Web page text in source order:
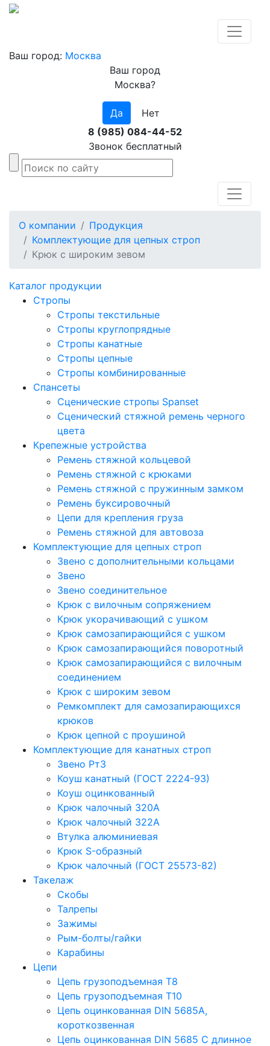
Ваш город: Москва
Ваш город
Москва?
Да
Нет
8 (985) 084-44-52
Звонок бесплатный
О компании
Продукция
Комплектующие для цепных строп
Крюк с широким зевом
Каталог продукции
Стропы
Стропы текстильные
Стропы круглопрядные
Стропы канатные
Стропы цепные
Стропы комбинированные
Спансеты
Сценические стропы Spanset
Сценический стяжной ремень черного
цвета
Крепежные устройства
Ремень стяжной кольцевой
Ремень стяжной с крюками
Ремень стяжной с пружинным замком
Ремень буксировочный
Цепи для крепления груза
Ремень стяжной для автовоза
Комплектующие для цепных строп
Звено с дополнительными кольцами
Звено
Звено соединительное
Крюк с вилочным сопряжением
Крюк укорачивающий с ушком
Крюк самозапирающийся с ушком
Крюк самозапирающийся поворотный
Крюк самозапирающийся с вилочным
соединением
Крюк с широким зевом
Ремкомплект для самозапирающихся
крюков
Крюк цепной с проушиной
Комплектующие для канатных строп
Звено Рт3
Коуш канатный (ГОСТ 2224-93)
Коуш оцинкованный
Крюк чалочный 320А
Крюк чалочный 322А
Втулка алюминиевая
Крюк S-образный
Крюк чалочный (ГОСТ 25573-82)
Такелаж
Скобы
Талрепы
Зажимы
Рым-болты/гайки
Карабины
Цепи
Цепь грузоподъемная Т8
Цепь грузоподъемная Т10
Цепь оцинкованная DIN 5685A,
короткозвенная
Цепь оцинкованная DIN 5685 С длинное